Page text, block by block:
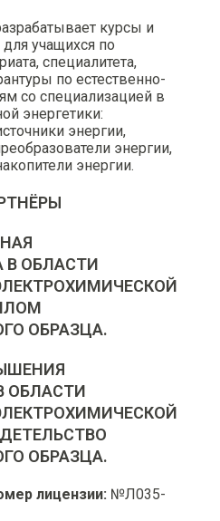
курсы и
учащихся по
специалитета,
по естественно-
со специализацией в
энергетики:
энергии,
энергии,
энергии.
В ОБЛАСТИ
ОБРАЗЦА.
ОБЛАСТИ
ОБРАЗЦА.
лицензии: №Л035-